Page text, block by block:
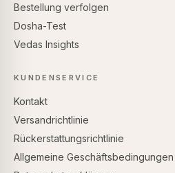
Bestellung verfolgen
Dosha-Test
Vedas Insights
KUNDENSERVICE
Kontakt
Versandrichtlinie
Rückerstattungsrichtlinie
Allgemeine Geschäftsbedingungen